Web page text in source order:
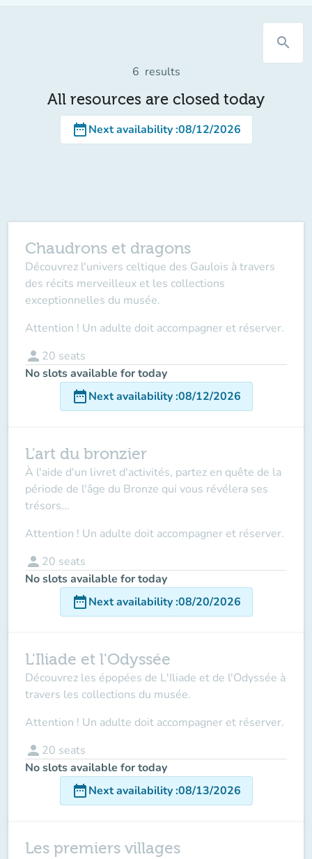
search
6 results
All resources are closed today
date_rangeNext availability:08/12/2026
Chaudrons et dragons
Découvrez l'univers celtique des Gaulois à travers
des récits merveilleux et les collections
exceptionnelles du musée.
Attention ! Un adulte doit accompagner et réserver.
person 20 seats
No slots available for today
date_rangeNext availability:08/12/2026
L'art du bronzier
À l'aide d'un livret d'activités, partez en quête de la
période de l'âge du Bronze qui vous révélera ses
trésors...
Attention ! Un adulte doit accompagner et réserver.
person 20 seats
No slots available for today
date_rangeNext availability:08/20/2026
L'Iliade et l'Odyssée
Découvrez les épopées de L'Iliade et de l'Odyssée à
travers les collections du musée.
Attention ! Un adulte doit accompagner et réserver.
person 20 seats
No slots available for today
date_rangeNext availability:08/13/2026
Les premiers villages